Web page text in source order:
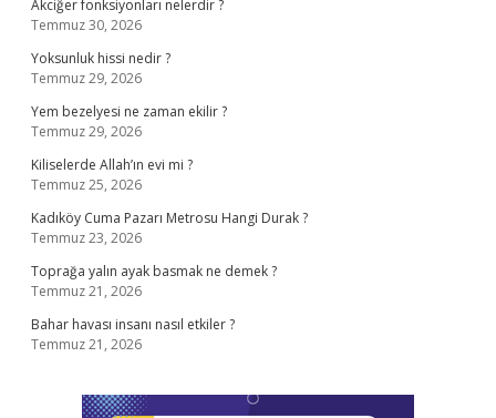
Akciğer fonksiyonları nelerdir ?
Temmuz 30, 2026
Yoksunluk hissi nedir ?
Temmuz 29, 2026
Yem bezelyesi ne zaman ekilir ?
Temmuz 29, 2026
Kiliselerde Allah’ın evi mi ?
Temmuz 25, 2026
Kadıköy Cuma Pazarı Metrosu Hangi Durak ?
Temmuz 23, 2026
Toprağa yalın ayak basmak ne demek ?
Temmuz 21, 2026
Bahar havası insanı nasıl etkiler ?
Temmuz 21, 2026